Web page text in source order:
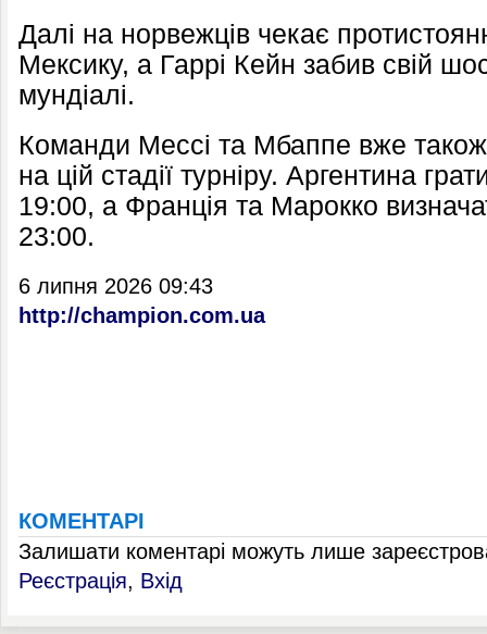
Далі на норвежців чекає
Мексику, а Гаррі Кейн забив свій
мундіалі.
Команди Мессі та Мбаппе вже також
на цій стадії турніру. Аргентина
19:00, а Франція та Марокко
23:00.
6 липня 2026 09:43
http://champion.com.ua
КОМЕНТАРІ
Залишати коментарі можуть лише
Реєстрація, Вхід